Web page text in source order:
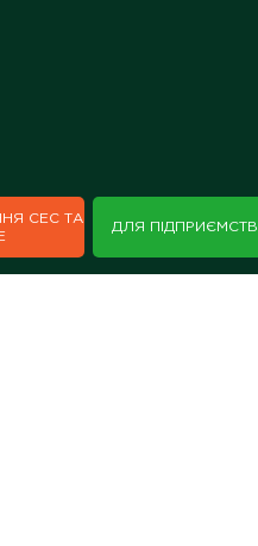
СЕС ТА
ДЛЯ ПІДПРИЄМСТВ